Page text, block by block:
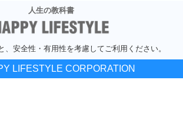
人生の教科書
、安全性・有用性を考慮してご利用ください。
LIFESTYLE CORPORATION